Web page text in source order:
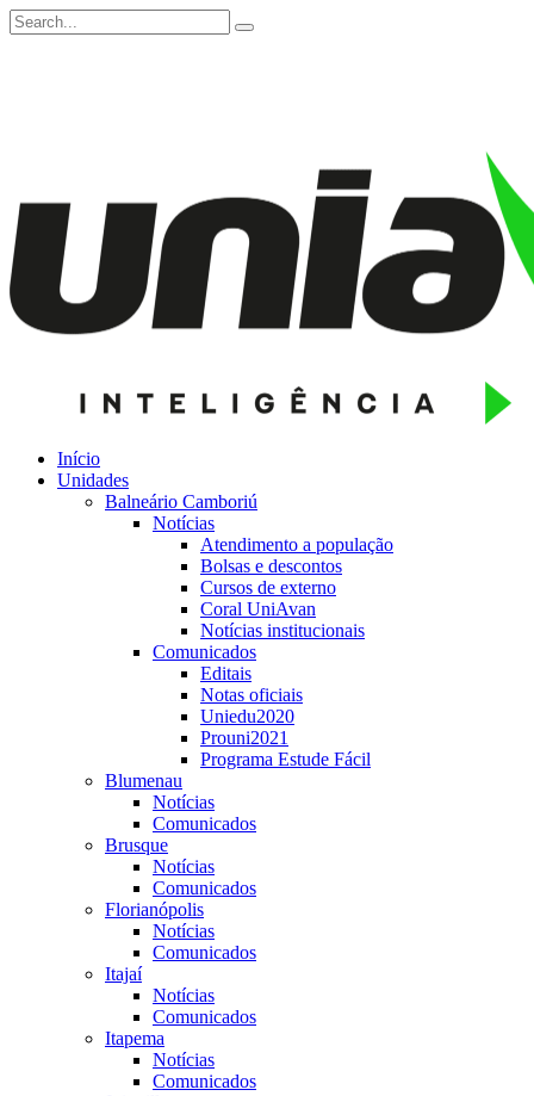
Início
Unidades
Balneário Camboriú
Notícias
Atendimento a população
Bolsas e descontos
Cursos de externo
Coral UniAvan
Notícias institucionais
Comunicados
Editais
Notas oficiais
Uniedu2020
Prouni2021
Programa Estude Fácil
Blumenau
Notícias
Comunicados
Brusque
Notícias
Comunicados
Florianópolis
Notícias
Comunicados
Itajaí
Notícias
Comunicados
Itapema
Notícias
Comunicados